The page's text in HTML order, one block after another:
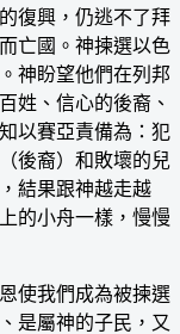
復興，仍逃不了拜
亡國。神揀選以色
神盼望他們在列邦
姓、信心的後裔、
以賽亞責備為：犯
後裔）和敗壞的兒
結果跟神越走越
的小舟一樣，慢慢
使我們成為被揀選
是屬神的子民，又